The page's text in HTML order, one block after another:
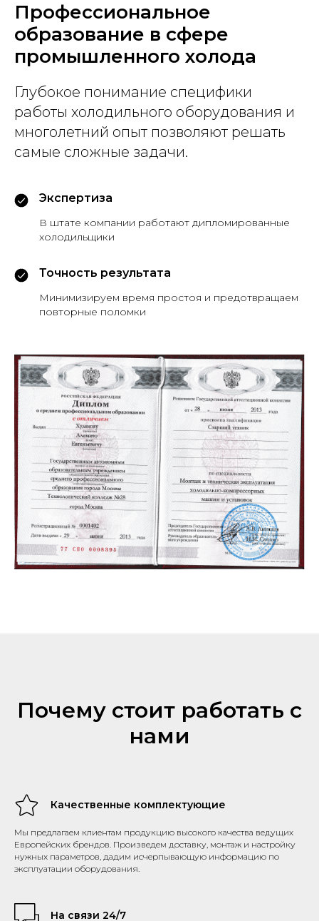
Профессиональное
образование в сфере
промышленного холода
Глубокое понимание специфики
работы холодильного оборудования и
многолетний опыт позволяют решать
самые сложные задачи.
Экспертиза
В штате компании работают дипломированные
холодильщики
Точность результата
Минимизируем время простоя и предотвращаем
повторные поломки
Почему стоит работать с
нами
Качественные комплектующие
Мы предлагаем клиентам продукцию высокого качества ведущих
Европейских брендов. Произведем доставку, монтаж и настройку
нужных параметров, дадим исчерпывающую информацию по
эксплуатации оборудования.
На связи 24/7